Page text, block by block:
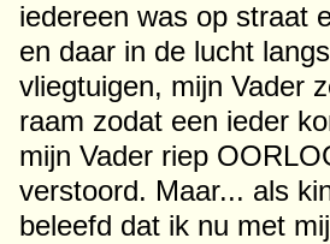
iedereen was op straat
en daar in de lucht
vliegtuigen, mijn Vader
raam zodat een ieder
mijn Vader riep
verstoord. Maar... als
beleefd dat ik nu met